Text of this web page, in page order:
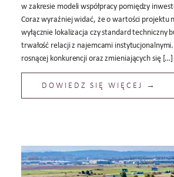
w zakresie modeli współpracy pomiędzy
Coraz wyraźniej widać, że o wartości projektu
wyłącznie lokalizacja czy standard techniczny
trwałość relacji z najemcami
rosnącej konkurencji oraz zmieniających się […]
DOWIEDZ SIĘ WIĘCEJ →